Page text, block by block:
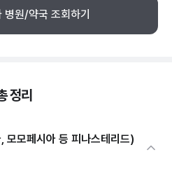
병원/약국 조회하기
정리
모모페시아 등 피나스테리드)